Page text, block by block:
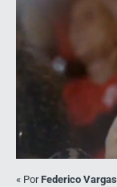
« PorFederico Vargas